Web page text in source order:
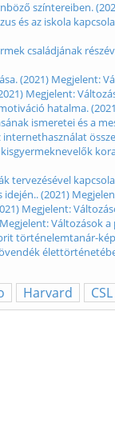
színtereiben.
és az iskola
családjának
(2021) Megjelent:
Megjelent:
hatalma.
ismeretei és a
internethasználat
a
tervezésével
(2021)
Megjelent:
Változások
történelemtanár-
Harvard CSL